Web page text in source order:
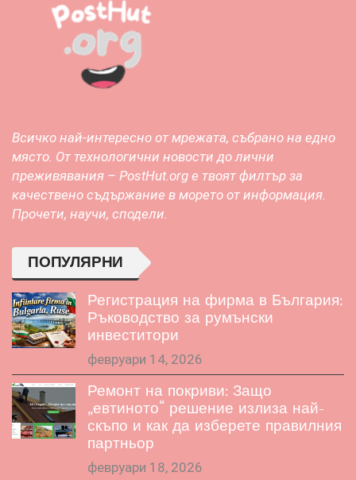
Всичко най-интересно от мрежата, събрано на едно
място. От технологични новости до лични
преживявания – PostHut.org е твоят филтър за
качествено съдържание в морето от информация.
Прочети, научи, сподели.
ПОПУЛЯРНИ
Регистрация на фирма в България:
Ръководство за румънски
инвеститори
февруари 14, 2026
Ремонт на покриви: Защо
„евтиното“ решение излиза най-
скъпо и как да изберете правилния
партньор
февруари 18, 2026